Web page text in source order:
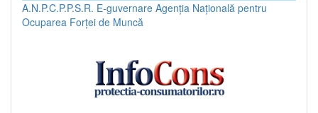
A.N.P.C.P.P.S.R. E-guvernare Agenția Națională pentru
Ocuparea Forței de Muncă